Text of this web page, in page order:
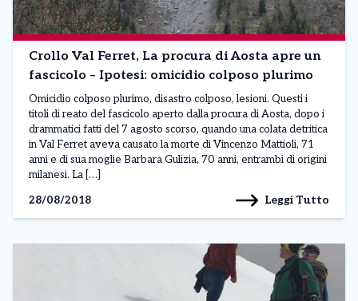
Crollo Val Ferret, La procura di Aosta apre un
fascicolo – Ipotesi: omicidio colposo plurimo
Omicidio colposo plurimo, disastro colposo, lesioni. Questi i
titoli di reato del fascicolo aperto dalla procura di Aosta, dopo i
drammatici fatti del 7 agosto scorso, quando una colata detritica
in Val Ferret aveva causato la morte di Vincenzo Mattioli, 71
anni e di sua moglie Barbara Gulizia, 70 anni, entrambi di origini
milanesi. La […]
28/08/2018
Leggi Tutto